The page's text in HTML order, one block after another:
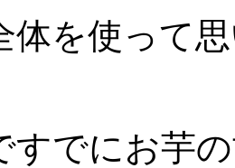
体を使って
すでにお芋